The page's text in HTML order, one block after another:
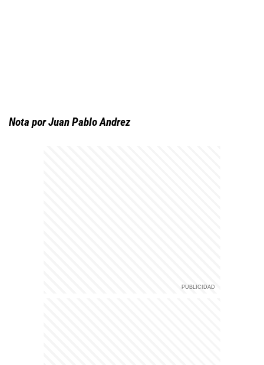
Nota por Juan Pablo Andrez